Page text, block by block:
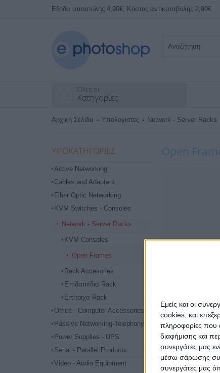
Εμείς και οι
cookies, και
πληροφορίες που
διαφήμισης και
συνεργάτες μας
μέσω σάρωσης
συνεργάτες μας
Εξοδα αποστολής 4,90€, Κόστος αντικαταβολής 2,90€
Όλες οι
Κατηγορίες
Αρχική Σελίδα Υπολογιστες Network - Server Racks
ΥΠΟΚΑΤΗΓΟΡΊΕΣ
Active Networking
Cables and Adapters
Fiber Optic Networking
KVM Switches - Consoles
Network - Server Racks
KVM Consoles
Open Frames
Rack Accesories
Επιδαπέδια Rack
Επίτοιχα Rack
Office - Computer Accessories
Passive Networking-Telephony
Power Supplies - UPS
Serial - Parallel Products
Video - Audio Equipment
Open